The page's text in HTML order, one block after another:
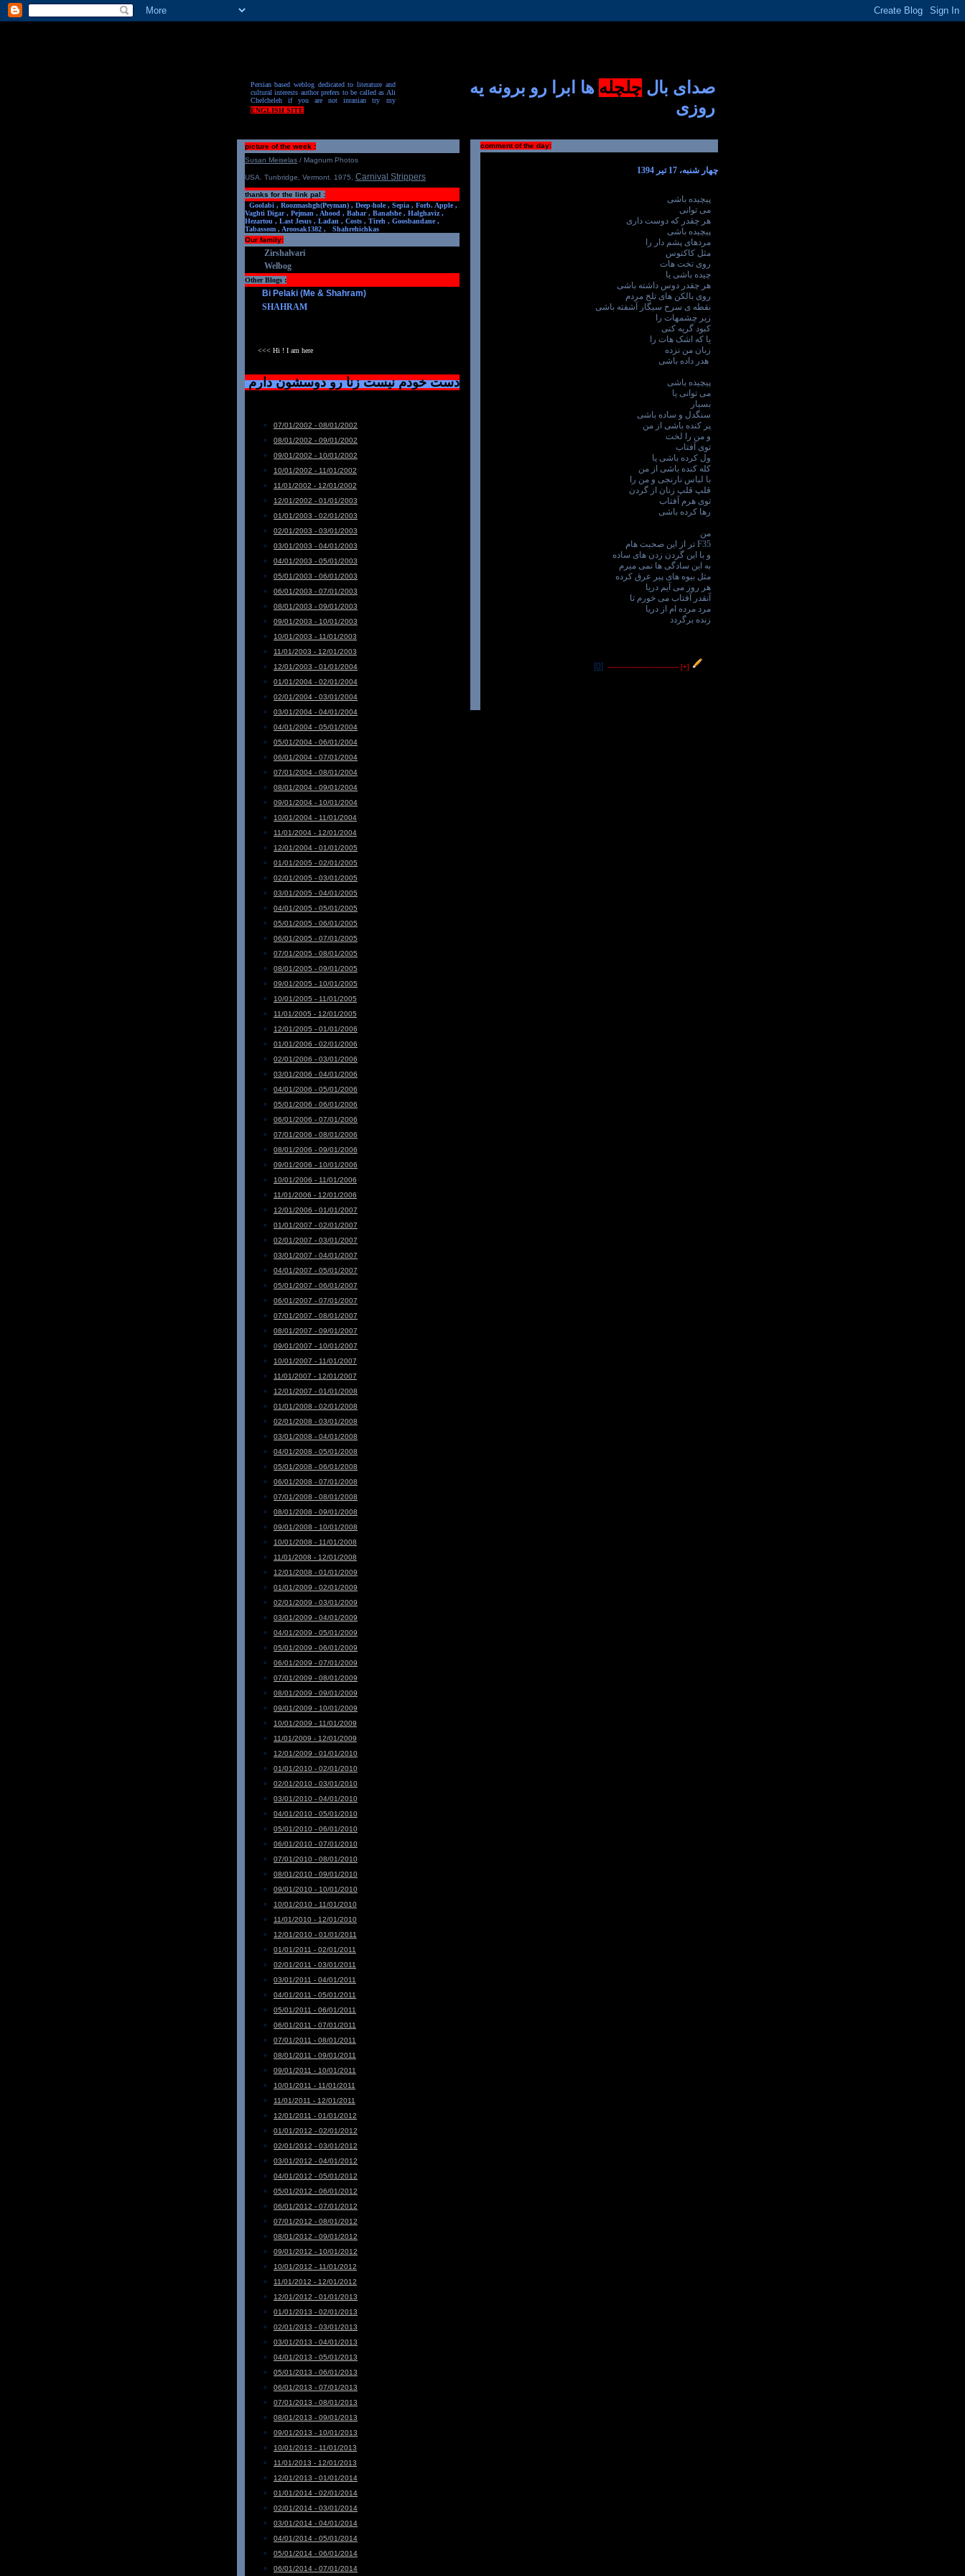
Persian based weblog dedicated to literature and
cultural interests author prefers to be called as Ali
Chelcheleh if you are not inranian try my
ENGLISH SITE
صدای بال چلچله ها ابرا رو برونه یه
روزی
comment of the day:
چهار شنبه، 17 تیر 1394
پیچیده باشی
می توانی
هر چقدر که دوست داری
پیچیده باشی
مردهای پشم دار را
مثل کاکتوس
روی تخت هات
چیده باشی یا
هر چقدر دوس داشته باشی
روی بالکن های تلخ مردم
نقطه ی سرخ سیگار آشفته باشی
زیر چشمهات را
کبود گریه کنی
یا که اشک هات را
زبان من نزده
هدر داده باشی
پیچیده باشی
می توانی یا
بسیار
سنگدل و ساده باشی
پر کنده باشی از من
و من را لخت
توی آفتاب
ول کرده باشی یا
کله کنده باشی از من
با لباس نارنجی و من را
قلپ قلپ زنان از گردن
توی هرم آفتاب
رها کرده باشی
من
F35 تر از این صحبت هام
و با این گردن زدن های ساده
به این سادگی ها نمی میرم
مثل بیوه های پیر عرق کرده
هر روز می آیم دریا
آنقدر آفتاب می خورم تا
مرد مرده ام از دریا
زنده برگردد
[+]
---------------------------------
[0]
picture of the week :
Susan Meiselas / Magnum Photos
USA. Tunbridge, Vermont. 1975 Carnival Strippers
thanks for the link pal :
Goolabi , Roozmashgh(Peyman) , Deep-hole , Sepia , Forb. Apple ,
Vaghti Digar , Pejman , Ahood , Bahar , Banafshe , Halghaviz ,
Hezartou , Last Jesus , Ladan , Costs , Tireh , Goosbandane ,
Tabassom , Aroosak1382 ,
Shahrehichkas
Our family:
Zirshalvari
Welbog
Other Blogs :
Bi Pelaki (Me & Shahram)
SHAHRAM
<<< Hi ! I am here
دست خودم نیست زنا رو دوسشون دارم
07/01/2002 - 08/01/2002
08/01/2002 - 09/01/2002
09/01/2002 - 10/01/2002
10/01/2002 - 11/01/2002
11/01/2002 - 12/01/2002
12/01/2002 - 01/01/2003
01/01/2003 - 02/01/2003
02/01/2003 - 03/01/2003
03/01/2003 - 04/01/2003
04/01/2003 - 05/01/2003
05/01/2003 - 06/01/2003
06/01/2003 - 07/01/2003
08/01/2003 - 09/01/2003
09/01/2003 - 10/01/2003
10/01/2003 - 11/01/2003
11/01/2003 - 12/01/2003
12/01/2003 - 01/01/2004
01/01/2004 - 02/01/2004
02/01/2004 - 03/01/2004
03/01/2004 - 04/01/2004
04/01/2004 - 05/01/2004
05/01/2004 - 06/01/2004
06/01/2004 - 07/01/2004
07/01/2004 - 08/01/2004
08/01/2004 - 09/01/2004
09/01/2004 - 10/01/2004
10/01/2004 - 11/01/2004
11/01/2004 - 12/01/2004
12/01/2004 - 01/01/2005
01/01/2005 - 02/01/2005
02/01/2005 - 03/01/2005
03/01/2005 - 04/01/2005
04/01/2005 - 05/01/2005
05/01/2005 - 06/01/2005
06/01/2005 - 07/01/2005
07/01/2005 - 08/01/2005
08/01/2005 - 09/01/2005
09/01/2005 - 10/01/2005
10/01/2005 - 11/01/2005
11/01/2005 - 12/01/2005
12/01/2005 - 01/01/2006
01/01/2006 - 02/01/2006
02/01/2006 - 03/01/2006
03/01/2006 - 04/01/2006
04/01/2006 - 05/01/2006
05/01/2006 - 06/01/2006
06/01/2006 - 07/01/2006
07/01/2006 - 08/01/2006
08/01/2006 - 09/01/2006
09/01/2006 - 10/01/2006
10/01/2006 - 11/01/2006
11/01/2006 - 12/01/2006
12/01/2006 - 01/01/2007
01/01/2007 - 02/01/2007
02/01/2007 - 03/01/2007
03/01/2007 - 04/01/2007
04/01/2007 - 05/01/2007
05/01/2007 - 06/01/2007
06/01/2007 - 07/01/2007
07/01/2007 - 08/01/2007
08/01/2007 - 09/01/2007
09/01/2007 - 10/01/2007
10/01/2007 - 11/01/2007
11/01/2007 - 12/01/2007
12/01/2007 - 01/01/2008
01/01/2008 - 02/01/2008
02/01/2008 - 03/01/2008
03/01/2008 - 04/01/2008
04/01/2008 - 05/01/2008
05/01/2008 - 06/01/2008
06/01/2008 - 07/01/2008
07/01/2008 - 08/01/2008
08/01/2008 - 09/01/2008
09/01/2008 - 10/01/2008
10/01/2008 - 11/01/2008
11/01/2008 - 12/01/2008
12/01/2008 - 01/01/2009
01/01/2009 - 02/01/2009
02/01/2009 - 03/01/2009
03/01/2009 - 04/01/2009
04/01/2009 - 05/01/2009
05/01/2009 - 06/01/2009
06/01/2009 - 07/01/2009
07/01/2009 - 08/01/2009
08/01/2009 - 09/01/2009
09/01/2009 - 10/01/2009
10/01/2009 - 11/01/2009
11/01/2009 - 12/01/2009
12/01/2009 - 01/01/2010
01/01/2010 - 02/01/2010
02/01/2010 - 03/01/2010
03/01/2010 - 04/01/2010
04/01/2010 - 05/01/2010
05/01/2010 - 06/01/2010
06/01/2010 - 07/01/2010
07/01/2010 - 08/01/2010
08/01/2010 - 09/01/2010
09/01/2010 - 10/01/2010
10/01/2010 - 11/01/2010
11/01/2010 - 12/01/2010
12/01/2010 - 01/01/2011
01/01/2011 - 02/01/2011
02/01/2011 - 03/01/2011
03/01/2011 - 04/01/2011
04/01/2011 - 05/01/2011
05/01/2011 - 06/01/2011
06/01/2011 - 07/01/2011
07/01/2011 - 08/01/2011
08/01/2011 - 09/01/2011
09/01/2011 - 10/01/2011
10/01/2011 - 11/01/2011
11/01/2011 - 12/01/2011
12/01/2011 - 01/01/2012
01/01/2012 - 02/01/2012
02/01/2012 - 03/01/2012
03/01/2012 - 04/01/2012
04/01/2012 - 05/01/2012
05/01/2012 - 06/01/2012
06/01/2012 - 07/01/2012
07/01/2012 - 08/01/2012
08/01/2012 - 09/01/2012
09/01/2012 - 10/01/2012
10/01/2012 - 11/01/2012
11/01/2012 - 12/01/2012
12/01/2012 - 01/01/2013
01/01/2013 - 02/01/2013
02/01/2013 - 03/01/2013
03/01/2013 - 04/01/2013
04/01/2013 - 05/01/2013
05/01/2013 - 06/01/2013
06/01/2013 - 07/01/2013
07/01/2013 - 08/01/2013
08/01/2013 - 09/01/2013
09/01/2013 - 10/01/2013
10/01/2013 - 11/01/2013
11/01/2013 - 12/01/2013
12/01/2013 - 01/01/2014
01/01/2014 - 02/01/2014
02/01/2014 - 03/01/2014
03/01/2014 - 04/01/2014
04/01/2014 - 05/01/2014
05/01/2014 - 06/01/2014
06/01/2014 - 07/01/2014